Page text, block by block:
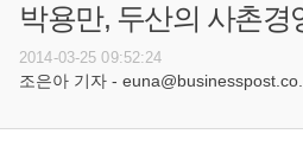
박용만, 두산의 사촌경
2014-03-25 09:52:24
조은아 기자 -